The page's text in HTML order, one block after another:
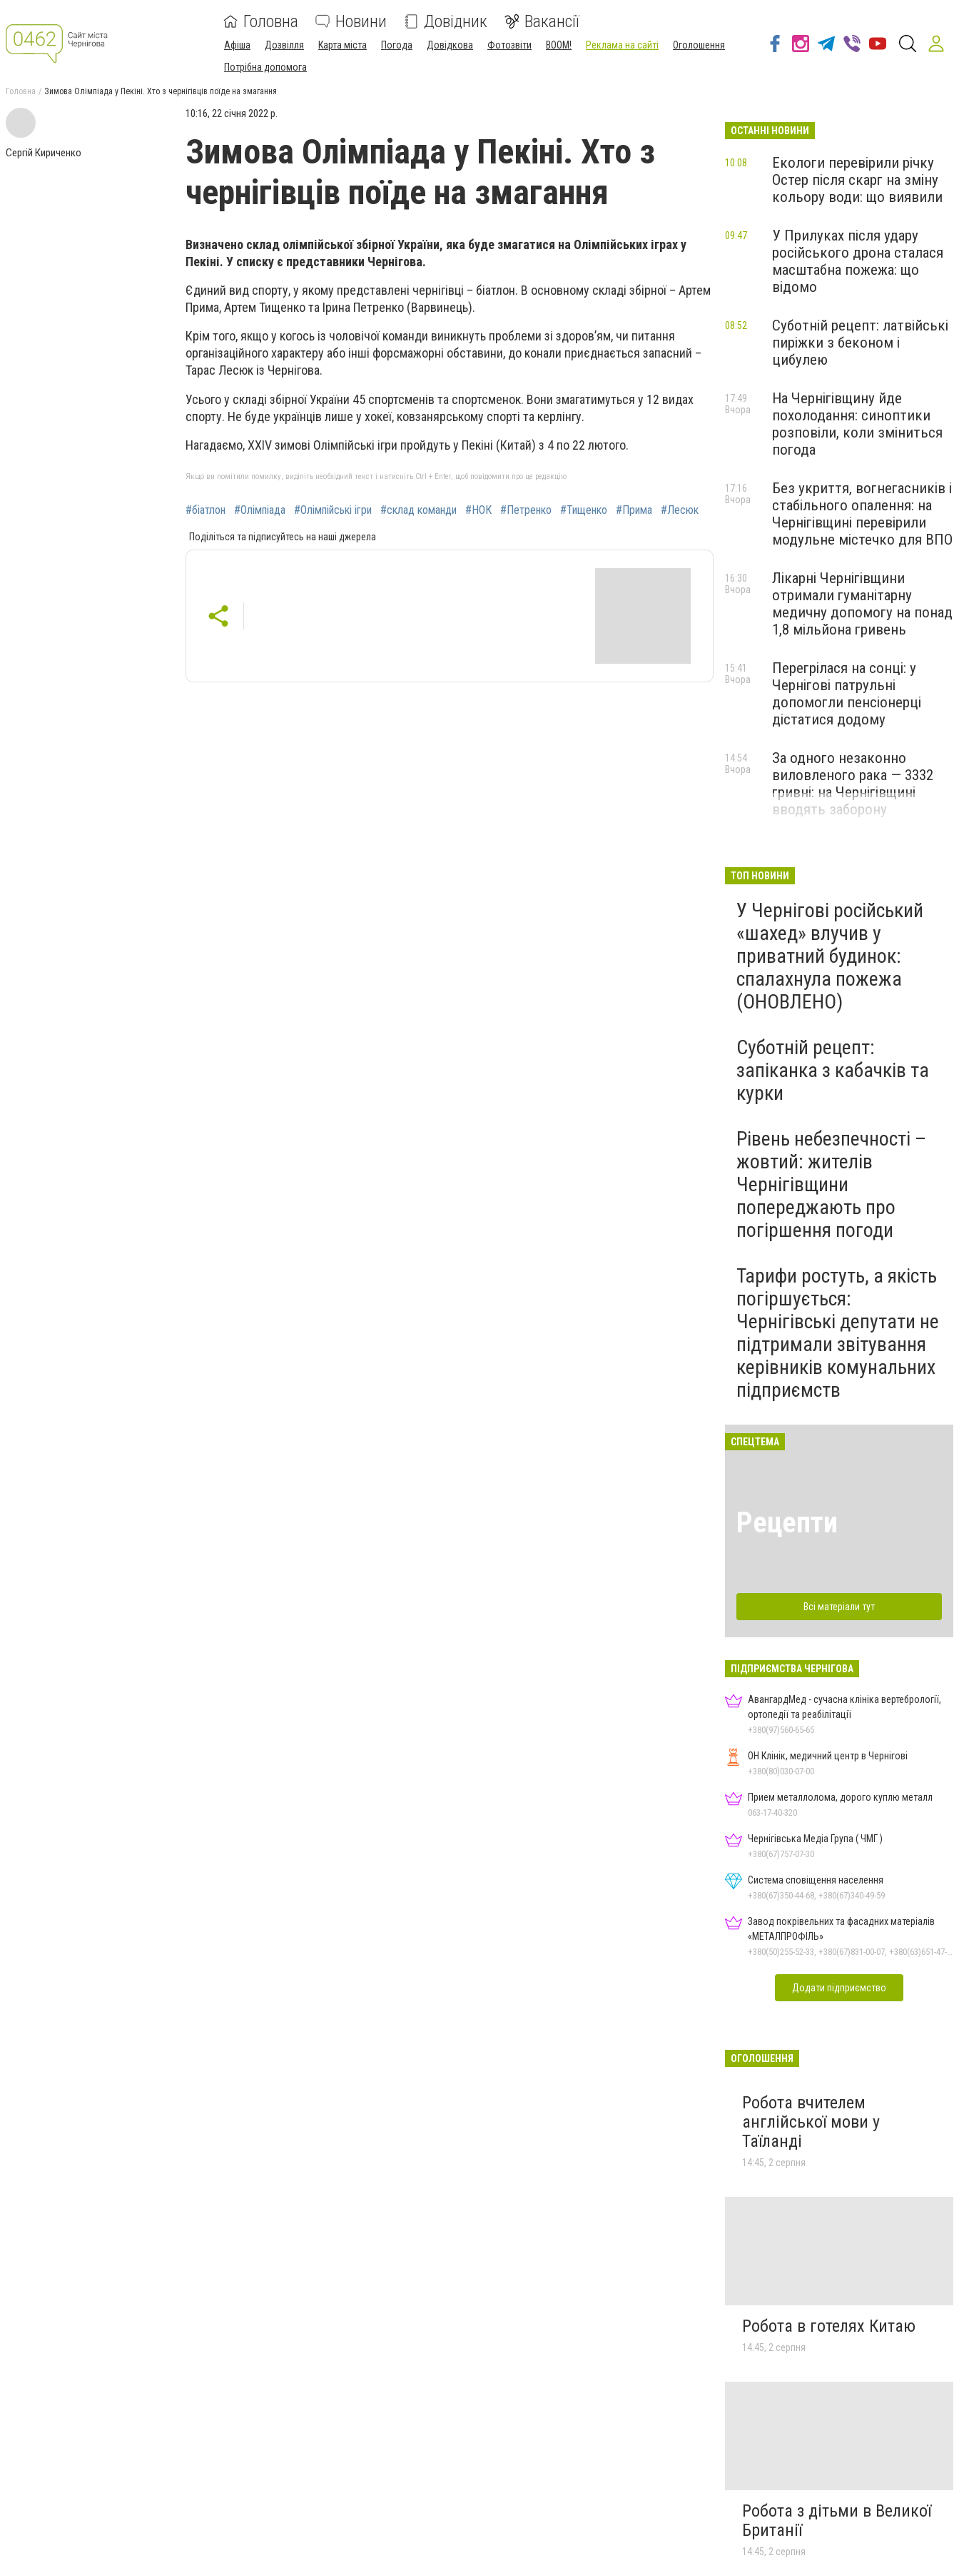
Головна Новини Довідник Вакансії
Афіша Дозвілля Карта міста Погода Довідкова Фотозвіти BOOM! Реклама на сайті
Оголошення
Потрібна допомога
Головна Зимова Олімпіада у Пекіні. Хто з чернігівців поїде на змагання
Сергій Кириченко
10:16, 22 січня 2022 р.
Зимова Олімпіада у Пекіні. Хто з
чернігівців поїде на змагання
Визначено склад олімпійської збірної України, яка буде змагатися на Олімпійських іграх у
Пекіні. У списку є представники Чернігова.
Єдиний вид спорту, у якому представлені чернігівці – біатлон. В основному складі збірної – Артем
Прима, Артем Тищенко та Ірина Петренко (Варвинець).
Крім того, якщо у когось із чоловічої команди виникнуть проблеми зі здоров’ям, чи питання
організаційного характеру або інші форсмажорні обставини, до конали приєднається запасний –
Тарас Лесюк із Чернігова.
Усього у складі збірної України 45 спортсменів та спортсменок. Вони змагатимуться у 12 видах
спорту. Не буде українців лише у хокеї, ковзанярському спорті та керлінгу.
Нагадаємо, XXIV зимові Олімпійські ігри пройдуть у Пекіні (Китай) з 4 по 22 лютого.
Якщо ви помітили помилку, виділіть необхідний текст і натисніть Ctrl + Enter, щоб повідомити про це редакцію
#біатлон #Олімпіада #Олімпійські ігри #склад команди #НОК #Петренко #Тищенко #Прима #Лесюк
Поділіться та підписуйтесь на наші джерела
ОСТАННІ НОВИНИ
Екологи перевірили річку
Остер після скарг на зміну
кольору води: що виявили
10:08
У Прилуках після удару
російського дрона сталася
масштабна пожежа: що
відомо
09:47
Суботній рецепт: латвійські
пиріжки з беконом і
цибулею
08:52
На Чернігівщину йде
похолодання: синоптики
розповіли, коли зміниться
погода
17:49
Вчора
Без укриття, вогнегасників і
стабільного опалення: на
Чернігівщині перевірили
модульне містечко для ВПО
17:16
Вчора
Лікарні Чернігівщини
отримали гуманітарну
медичну допомогу на понад
1,8 мільйона гривень
16:30
Вчора
Перегрілася на сонці: у
Чернігові патрульні
допомогли пенсіонерці
дістатися додому
15:41
Вчора
За одного незаконно
виловленого рака — 3332
гривні: на Чернігівщині
вводять заборону
14:54
Вчора
ТОП НОВИНИ
У Чернігові російський
«шахед» влучив у
приватний будинок:
спалахнула пожежа
(ОНОВЛЕНО)
Суботній рецепт:
запіканка з кабачків та
курки
Рівень небезпечності –
жовтий: жителів
Чернігівщини
попереджають про
погіршення погоди
Тарифи ростуть, а якість
погіршується:
Чернігівські депутати не
підтримали звітування
керівників комунальних
підприємств
СПЕЦТЕМА
Рецепти
Всі матеріали тут
ПІДПРИЄМСТВА ЧЕРНІГОВА
АвангардМед - сучасна клініка вертебрології,
ортопедії та реабілітації
+380(97)560-65-65
ОН Клінік, медичний центр в Чернігові
+380(80)030-07-00
Прием металлолома, дорого куплю металл
063-17-40-320
Чернігівська Медіа Група ( ЧМГ )
+380(67)757-07-30
Система сповіщення населення
+380(67)350-44-68, +380(67)340-49-59
Завод покрівельних та фасадних матеріалів
«МЕТАЛПРОФІЛЬ»
Додати підприємство
ОГОЛОШЕННЯ
Робота вчителем
англійської мови у
Таїланді
14:45, 2 серпня
Робота в готелях Китаю
14:45, 2 серпня
Робота з дітьми в Великої
Британії
14:45, 2 серпня